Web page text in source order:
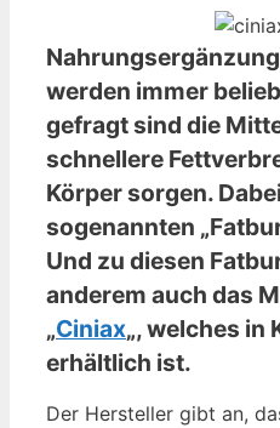
werden immer
gefragt sind die
schnellere
Körper sorgen.
sogenannten
Und zu diesen
anderem auch das
„Ciniax„, welches in
erhältlich ist.
Der Hersteller gibt an,